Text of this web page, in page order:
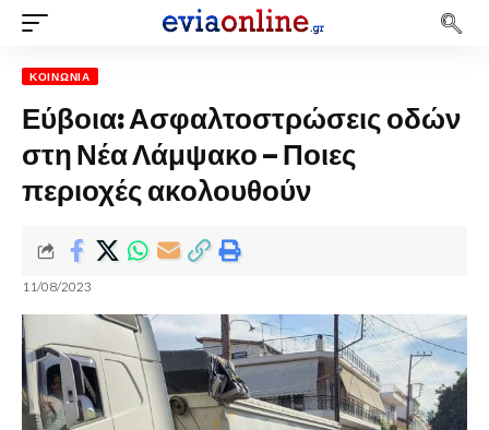
ΚΟΙΝΩΝΊΑ
Εύβοια: Ασφαλτοστρώσεις οδών
στη Νέα Λάμψακο – Ποιες
περιοχές ακολουθούν
11/08/2023